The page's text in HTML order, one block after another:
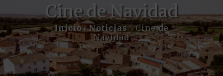
Cine de Navidad
Inicio >Noticias >Cine de
Navidad